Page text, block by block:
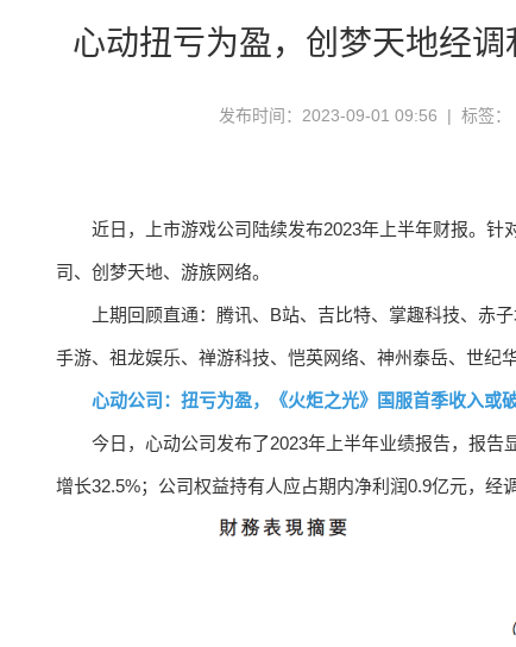
心动扭亏为盈，创梦天地经
发布时间：2023-09-01 09:56 | 标签：
近日，上市游戏公司陆续发布2023年上半年财报。
司、创梦天地、游族网络。
上期回顾直通：腾讯、B站、吉比特、掌趣科技、赤
手游、祖龙娱乐、禅游科技、恺英网络、神州泰岳、世纪
心动公司：扭亏为盈，《火炬之光》国服首季收入或
今日，心动公司发布了2023年上半年业绩报告，报告
增长32.5%；公司权益持有人应占期内净利润0.9亿元，经